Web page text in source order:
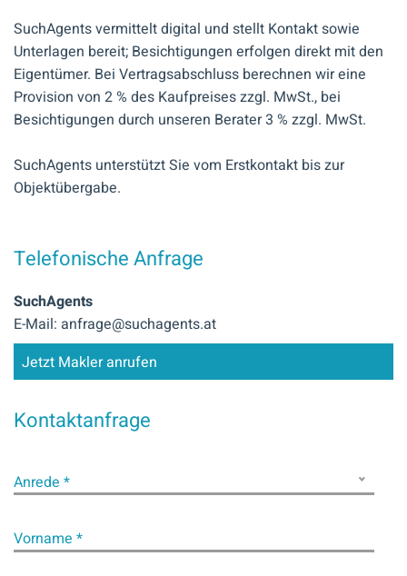
SuchAgents vermittelt digital und stellt Kontakt sowie
Unterlagen bereit; Besichtigungen erfolgen direkt mit den
Eigentümer. Bei Vertragsabschluss berechnen wir eine
Provision von 2 % des Kaufpreises zzgl. MwSt., bei
Besichtigungen durch unseren Berater 3 % zzgl. MwSt.
SuchAgents unterstützt Sie vom Erstkontakt bis zur
Objektübergabe.
Telefonische Anfrage
SuchAgents
E-Mail: anfrage@suchagents.at
Jetzt Makler anrufen
Kontaktanfrage
Anrede *
Vorname *